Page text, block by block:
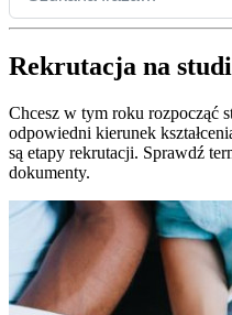
Rekrutacja na
Chcesz w tym roku rozpocząć
odpowiedni kierunek
są etapy rekrutacji. Sprawdź
dokumenty.